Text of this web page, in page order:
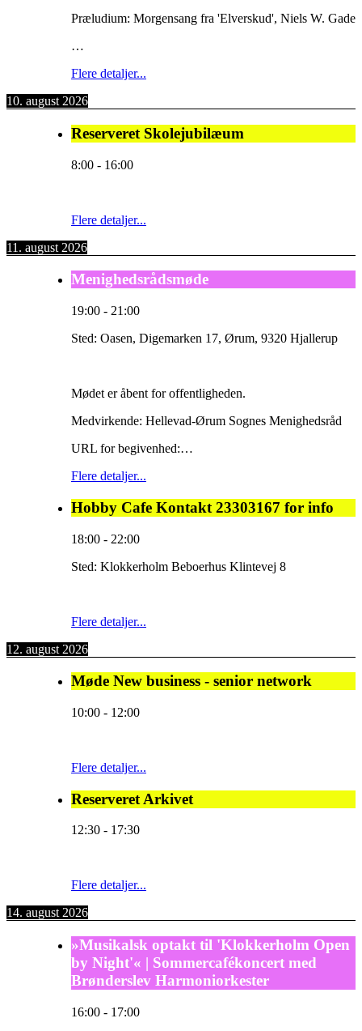
Præludium: Morgensang fra 'Elverskud', Niels W. Gade
…
Flere detaljer...
10. august 2026
Reserveret Skolejubilæum
8:00 - 16:00
Flere detaljer...
11. august 2026
Menighedsrådsmøde
19:00 - 21:00
Sted: Oasen, Digemarken 17, Ørum, 9320 Hjallerup
Mødet er åbent for offentligheden.
Medvirkende: Hellevad-Ørum Sognes Menighedsråd
URL for begivenhed:…
Flere detaljer...
Hobby Cafe Kontakt 23303167 for info
18:00 - 22:00
Sted: Klokkerholm Beboerhus Klintevej 8
Flere detaljer...
12. august 2026
Møde New business - senior network
10:00 - 12:00
Flere detaljer...
Reserveret Arkivet
12:30 - 17:30
Flere detaljer...
14. august 2026
»Musikalsk optakt til 'Klokkerholm Open
by Night'« | Sommercafékoncert med
Brønderslev Harmoniorkester
16:00 - 17:00